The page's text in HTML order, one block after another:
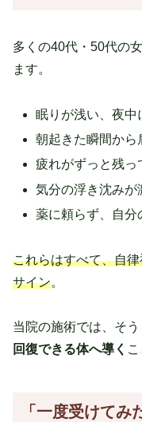
多くの40代・50代の
ます。
眠りが浅い、夜中
朝起きた瞬間から
疲れがずっと残っ
気分の浮き沈みが
薬に頼らず、自分
これらはすべて、自
サイン。
当院の施術では、そ
回復できる体へ導く
「一度受けてみ